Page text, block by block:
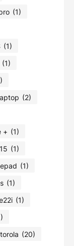
(1)
(1)
(1)
(2)
+ (1)
(1)
(1)
(1)
(1)
(20)